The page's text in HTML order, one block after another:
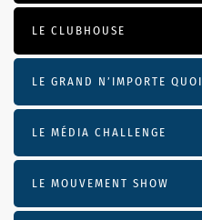
LE CLUBHOUSE
LE GRAND N’IMPORTE QUOI
LE MÉDIA CHALLENGE
LE MOUVEMENT SHOW